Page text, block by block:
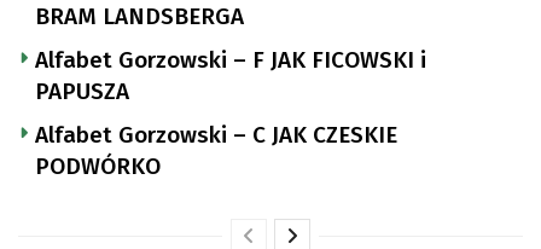
BRAM LANDSBERGA
Alfabet Gorzowski – F JAK FICOWSKI i
PAPUSZA
Alfabet Gorzowski – C JAK CZESKIE
PODWÓRKO